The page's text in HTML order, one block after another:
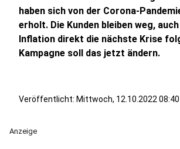
haben sich von der Corona-
erholt. Die Kunden bleiben weg,
Inflation direkt die nächste Krise
Kampagne soll das jetzt ändern.
Veröffentlicht: Mittwoch, 12.10.2022 08:40
Anzeige